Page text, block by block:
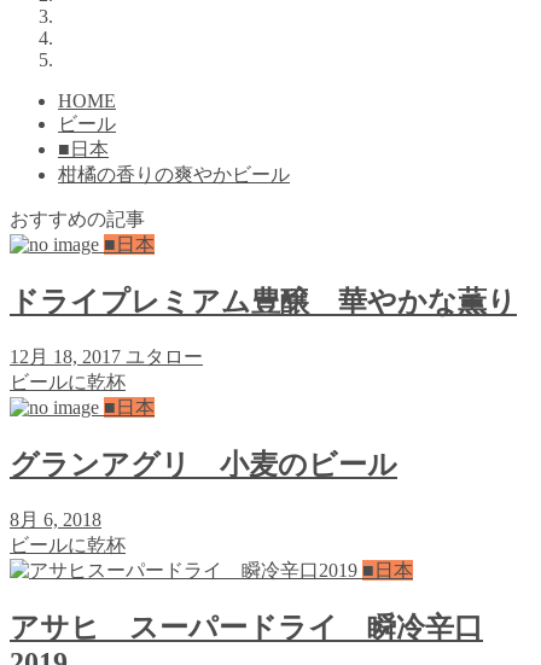
HOME
ビール
■日本
柑橘の香りの爽やかビール
おすすめの記事
■日本
ドライプレミアム豊醸 華やかな薫り
12月 18, 2017 ユタロー
ビールに乾杯
■日本
グランアグリ 小麦のビール
8月 6, 2018
ビールに乾杯
■日本
アサヒ スーパードライ 瞬冷辛口